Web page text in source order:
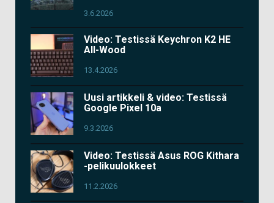
3.6.2026
Video: Testissä Keychron K2 HE
All-Wood
13.4.2026
Uusi artikkeli & video: Testissä
Google Pixel 10a
9.3.2026
Video: Testissä Asus ROG Kithara
-pelikuulokkeet
11.2.2026